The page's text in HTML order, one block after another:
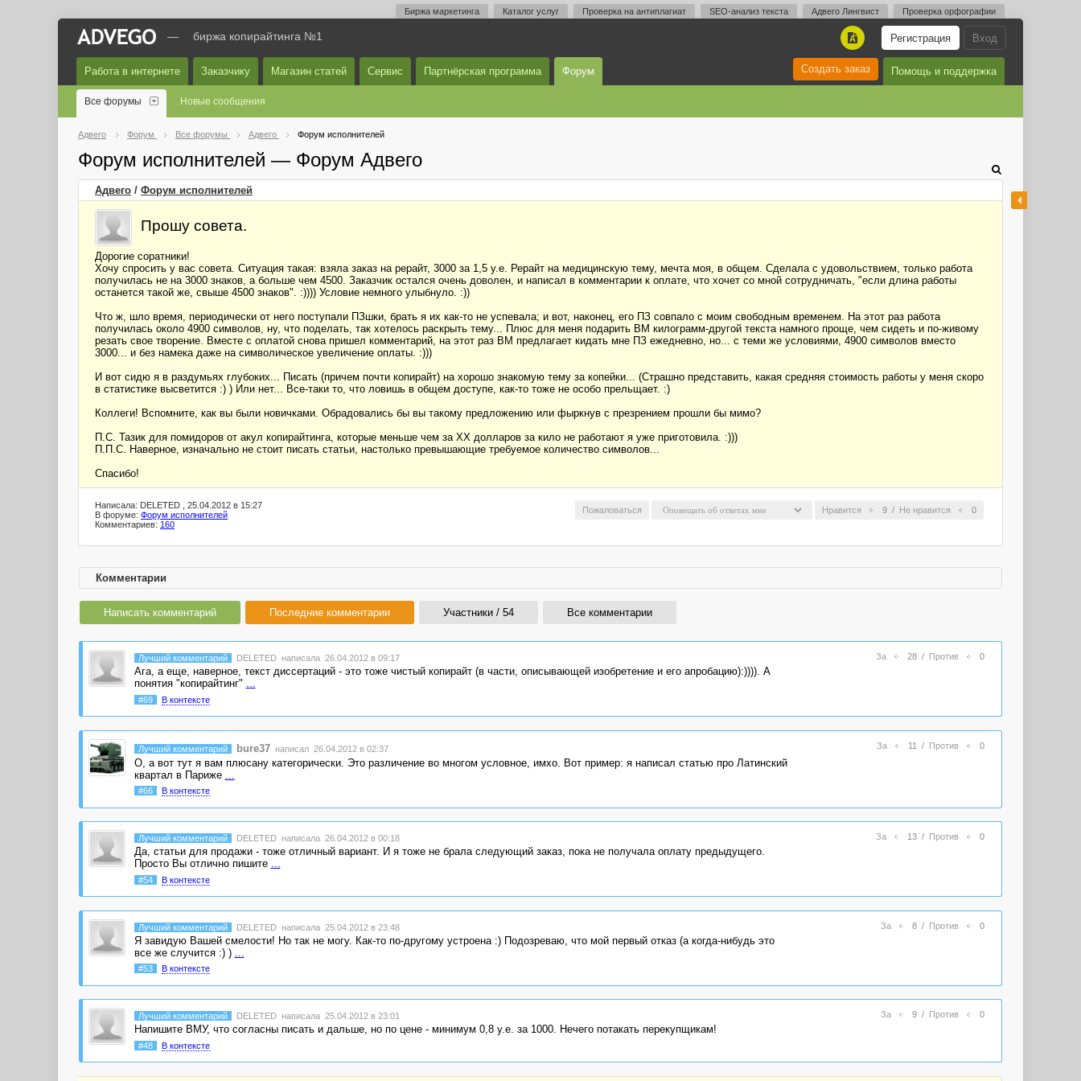
Биржа маркетинга Каталог услуг Проверка на антиплагиат SEO-анализ текста Адвего Лингвист Проверка орфографии
Вход
Регистрация
A
— биржа копирайтинга №1
Работа в интернете Заказчику Магазин статей Сервис Партнёрская программа Форум Помощь и поддержка
Создать заказ
Все форумы Новые сообщения
Адвего Форум Все форумы Адвего Форум исполнителей
Форум исполнителей — Форум Адвего
Адвего / Форум исполнителей
Прошу совета.
Дорогие соратники!
Хочу спросить у вас совета. Ситуация такая: взяла заказ на рерайт, 3000 за 1,5 у.е. Рерайт на медицинскую тему, мечта моя, в общем. Сделала с удовольствием, только работа
получилась не на 3000 знаков, а больше чем 4500. Заказчик остался очень доволен, и написал в комментарии к оплате, что хочет со мной сотрудничать, "если длина работы
останется такой же, свыше 4500 знаков". :)))) Условие немного улыбнуло. :))
Что ж, шло время, периодически от него поступали ПЗшки, брать я их как-то не успевала; и вот, наконец, его ПЗ совпало с моим свободным временем. На этот раз работа
получилась около 4900 символов, ну, что поделать, так хотелось раскрыть тему... Плюс для меня подарить ВМ килограмм-другой текста намного проще, чем сидеть и по-живому
резать свое творение. Вместе с оплатой снова пришел комментарий, на этот раз ВМ предлагает кидать мне ПЗ ежедневно, но... с теми же условиями, 4900 символов вместо
3000... и без намека даже на символическое увеличение оплаты. :)))
И вот сидю я в раздумьях глубоких... Писать (причем почти копирайт) на хорошо знакомую тему за копейки... (Страшно представить, какая средняя стоимость работы у меня скоро
в статистике высветится :) ) Или нет... Все-таки то, что ловишь в общем доступе, как-то тоже не особо прельщает. :)
Коллеги! Вспомните, как вы были новичками. Обрадовались бы вы такому предложению или фыркнув с презрением прошли бы мимо?
П.С. Тазик для помидоров от акул копирайтинга, которые меньше чем за ХХ долларов за кило не работают я уже приготовила. :)))
П.П.С. Наверное, изначально не стоит писать статьи, настолько превышающие требуемое количество символов...
Спасибо!
Нравится 9 / Не нравится 0
Пожаловаться
Написала: DELETED , 25.04.2012 в 15:27
В форуме: Форум исполнителей
Комментариев: 160
Комментарии
Написать комментарий Последние комментарии Участники / 54 Все комментарии
За 28/ Против 0
Лучший комментарий DELETED написала 26.04.2012 в 09:17
Ага, а еще, наверное, текст диссертаций - это тоже чистый копирайт (в части, описывающей изобретение и его апробацию):)))). А
понятия "копирайтинг" ...
#69 В контексте
За 11 / Против 0
Лучший комментарий bure37 написал 26.04.2012 в 02:37
О, а вот тут я вам плюсану категорически. Это различение во многом условное, имхо. Вот пример: я написал статью про Латинский
квартал в Париже
#66 В контексте
За 13/ Против 0
Лучший комментарий DELETED написала 26.04.2012 в 00:18
Да, статьи для продажи - тоже отличный вариант. И я тоже не брала следующий заказ, пока не получала оплату предыдущего.
Просто Вы отлично пишите ...
#54 В контексте
За 8/ Против 0
Лучший комментарий DELETED написала 25.04.2012 в 23:48
Я завидую Вашей смелости! Но так не могу. Как-то по-другому устроена :) Подозреваю, что мой первый отказ (а когда-нибудь это
все же случится :) )
#53 В контексте
За 9/ Против 0
Лучший комментарий DELETED написала 25.04.2012 в 23:01
Напишите ВМУ, что согласны писать и дальше, но по цене - минимум 0,8 у.е. за 1000. Нечего потакать перекупщикам!
#48 В контексте